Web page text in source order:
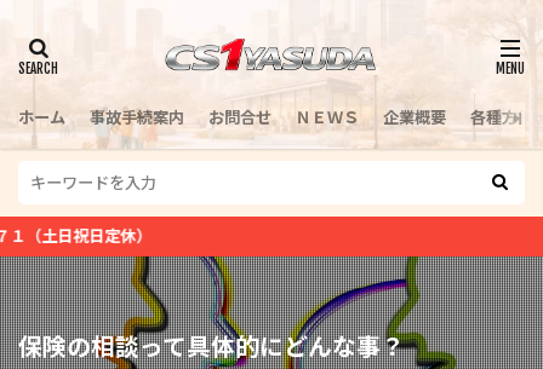
ホーム 事故手続案内 お問合せ ＮＥＷＳ 企業概要 各種方針
休）
保険の相談って具体的にどんな事？
検索